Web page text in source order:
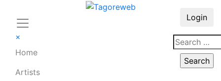
×
Home
Artists
Login